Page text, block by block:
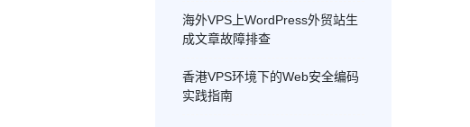
海外VPS上WordPress外贸站生
成文章故障排查
香港VPS环境下的Web安全编码
实践指南